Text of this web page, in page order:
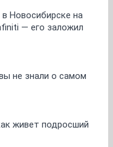
Новосибирске на
— его заложил
не знали о самом
живет подросший